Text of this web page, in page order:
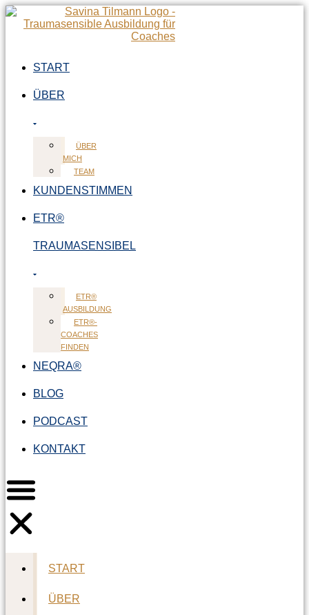
Zum
Inhalt
START
ÜBER
ÜBER
MICH
TEAM
KUNDENSTIMMEN
ETR®
TRAUMASENSIBEL
ETR®
AUSBILDUNG
ETR®-
COACHES
FINDEN
NEQRA®
BLOG
PODCAST
KONTAKT
START
ÜBER